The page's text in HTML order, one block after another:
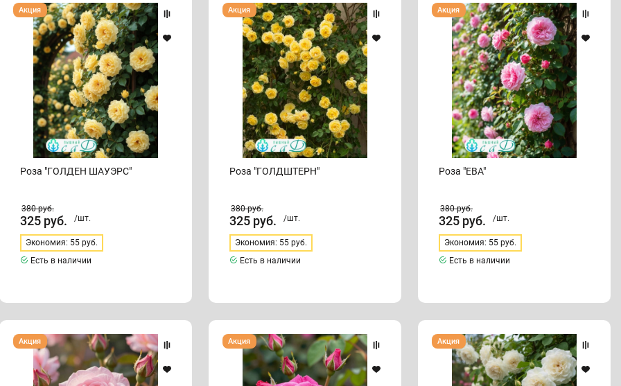
Роза
"ГОЛДЕН
ШАУЭРС"
Роза "ГОЛДЕН ШАУЭРС"
Акция
380руб.
325 руб. /шт.
Экономия: 55 руб.
Есть в наличии
Роза
"ГОЛДШТЕРН"
Роза "ГОЛДШТЕРН"
Акция
380руб.
325 руб. /шт.
Экономия: 55 руб.
Есть в наличии
Роза
"ЕВА"
Роза "ЕВА"
Акция
380руб.
325 руб. /шт.
Экономия: 55 руб.
Есть в наличии
Роза
"ЖАСМИНА"
Акция
Роза
"ЗЕФИРИН
ДРУЭН"
Акция
Роза
"ИЛЬЗЕ
КРОН
СУПЕРИОР"
Акция